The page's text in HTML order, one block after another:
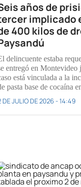
años de
implicado
400 kilos de
delincuente estaba
entregó en Montevideo
está vinculada a la
pasta base de cocaína
DE JULIO DE 2026 - 14:49